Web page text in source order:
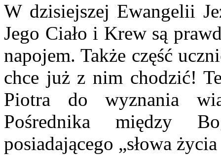
W dzisiejszej Ewangelii
Jego Ciało i Krew są
napojem. Także część
chce już z nim chodzić!
Piotra do wyznania
Pośrednika między
posiadającego „słowa